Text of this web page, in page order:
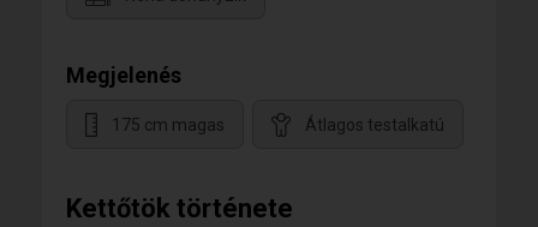
Kettőtök története
Megjelenés
175 cm magas Átlagos testalkatú